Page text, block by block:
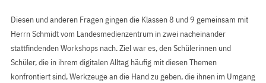
Diesen und anderen Fragen gingen die Klassen 8 und 9 gemeinsam mit
Herrn Schmidt vom Landesmedienzentrum in zwei nacheinander
stattfindenden Workshops nach. Ziel war es, den Schülerinnen und
Schüler, die in ihrem digitalen Alltag häufig mit diesen Themen
konfrontiert sind, Werkzeuge an die Hand zu geben, die ihnen im Umgang